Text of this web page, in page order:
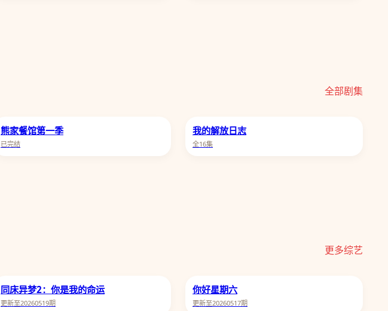
全部剧集
熊家餐馆第一季
已完结
我的解放日志
全16集
更多综艺
同床异梦2：你是我的命运
更新至20260519期
你好星期六
更新至20260517期